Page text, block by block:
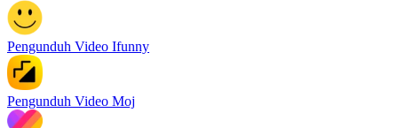
Pengunduh Video Ifunny
Pengunduh Video Moj